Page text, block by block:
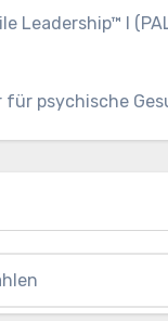
Leadership™ I
für psychische